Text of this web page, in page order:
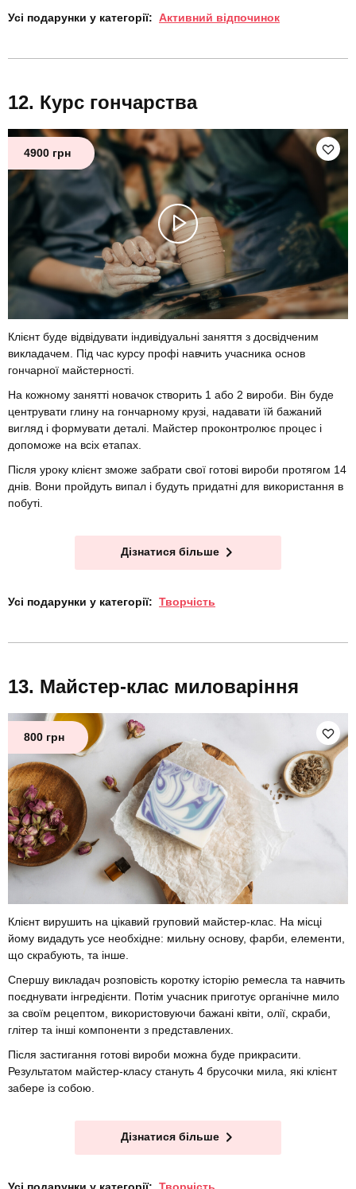
Усі подарунки у категорії: Активний відпочинок
Курс гончарства
4900 грн
Клієнт буде відвідувати індивідуальні заняття з досвідченим
викладачем. Під час курсу профі навчить учасника основ
гончарної майстерності.
На кожному занятті новачок створить 1 або 2 вироби. Він буде
центрувати глину на гончарному крузі, надавати їй бажаний
вигляд і формувати деталі. Майстер проконтролює процес і
допоможе на всіх етапах.
Після уроку клієнт зможе забрати свої готові вироби протягом 14
днів. Вони пройдуть випал і будуть придатні для використання в
побуті.
Дізнатися більше
Усі подарунки у категорії: Творчість
Майстер-клас миловаріння
800 грн
Клієнт вирушить на цікавий груповий майстер-клас. На місці
йому видадуть усе необхідне: мильну основу, фарби, елементи,
що скрабують, та інше.
Спершу викладач розповість коротку історію ремесла та навчить
поєднувати інгредієнти. Потім учасник приготує органічне мило
за своїм рецептом, використовуючи бажані квіти, олії, скраби,
глітер та інші компоненти з представлених.
Після застигання готові вироби можна буде прикрасити.
Результатом майстер-класу стануть 4 брусочки мила, які клієнт
забере із собою.
Дізнатися більше